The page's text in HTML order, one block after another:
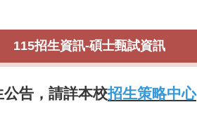
115招生資訊-碩士甄試資訊
告，請詳本校招生策略中心